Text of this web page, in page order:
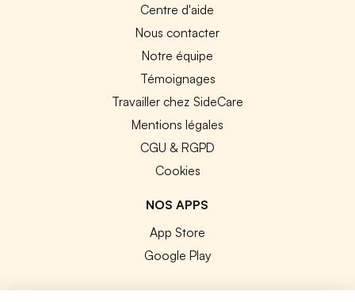
Centre d'aide
Nous contacter
Notre équipe
Témoignages
Travailler chez SideCare
Mentions légales
CGU & RGPD
Cookies
NOS APPS
App Store
Google Play